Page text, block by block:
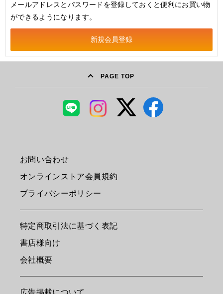
メールアドレスとパスワードを登録しておくと便利にお買い物
ができるようになります。
PAGE TOP
お問い合わせ
オンラインストア会員規約
プライバシーポリシー
特定商取引法に基づく表記
書店様向け
会社概要
広告掲載について